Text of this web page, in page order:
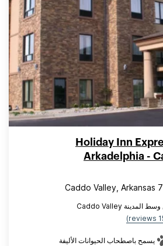
Holiday Inn
Arkadelphia -
Caddo Valley, Arkansas
يسمح باصطحاب الحيوانات الأليفة